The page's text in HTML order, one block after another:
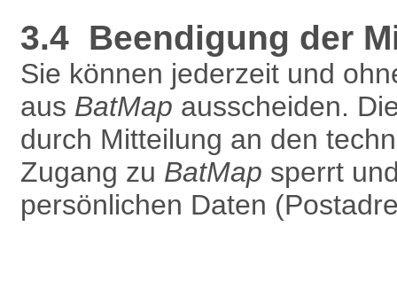
3.4 Beendigung der
Sie können jederzeit und
aus BatMap ausscheiden.
durch Mitteilung an den
Zugang zu BatMap sperrt
persönlichen Daten